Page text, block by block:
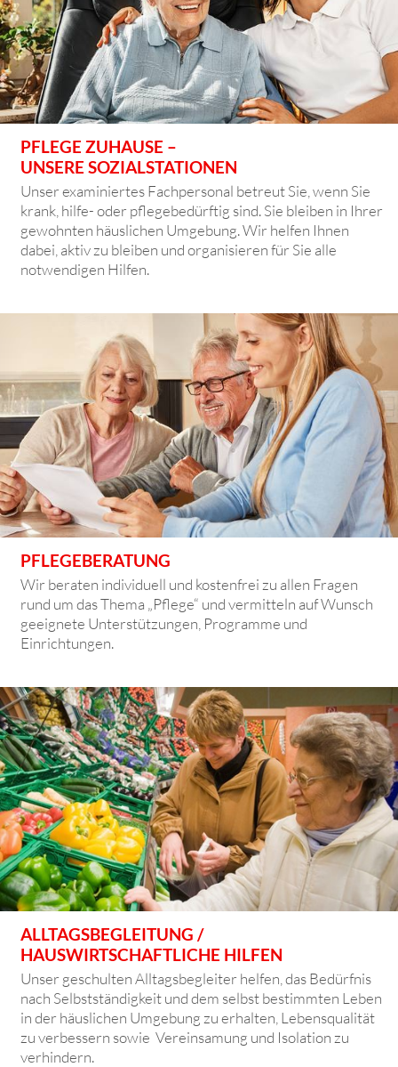
PFLEGE ZUHAUSE –
UNSERE SOZIALSTATIONEN
Unser examiniertes Fachpersonal betreut Sie, wenn Sie
krank, hilfe- oder pflegebedürftig sind. Sie bleiben in Ihrer
gewohnten häuslichen Umgebung. Wir helfen Ihnen
dabei, aktiv zu bleiben und organisieren für Sie alle
notwendigen Hilfen.
PFLEGEBERATUNG
Wir beraten individuell und kostenfrei zu allen Fragen
rund um das Thema „Pflege“ und vermitteln auf Wunsch
geeignete Unterstützungen, Programme und
Einrichtungen.
ALLTAGSBEGLEITUNG /
HAUSWIRTSCHAFTLICHE HILFEN
Unser geschulten Alltagsbegleiter helfen, das Bedürfnis
nach Selbstständigkeit und dem selbst bestimmten Leben
in der häuslichen Umgebung zu erhalten, Lebensqualität
zu verbessern sowie Vereinsamung und Isolation zu
verhindern.